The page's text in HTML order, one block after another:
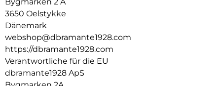
schlanken Design. Der integrierte MagSafe-Magnet sorgt für
müheloses Aufladen und die Verwendung von Zubehör und
bietet gleichzeitig zuverlässigen Fallschutz.
Schlankes Design
Genießen Sie das schlanke Design, das bequem in Ihre Hand
und Tasche passt.
3650 Oelstykke
Dänemark
webshop@dbramante1928.com
https://dbramante1928.com
Verantwortliche für die EU
dbramante1928 ApS